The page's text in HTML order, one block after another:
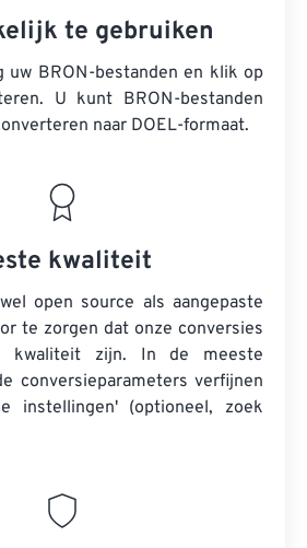
te gebruiken
uw BRON-bestanden en klik op
U kunt BRON-bestanden
naar DOEL-formaat.
kwaliteit
open source als aangepaste
te zorgen dat onze conversies
kwaliteit zijn. In de meeste
conversieparameters verfijnen
instellingen' (optioneel, zoek